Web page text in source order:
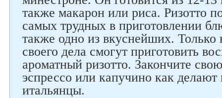
также макарон или риса. Ризотто
самых трудных в приготовлении
также одно из вкуснейших. Только
своего дела смогут приготовить
ароматный ризотто. Закончите
эспрессо или капучино как
итальянцы.